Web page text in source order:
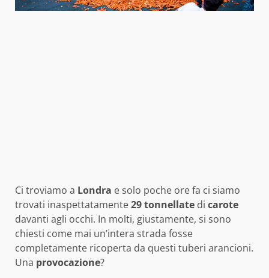
Ci troviamo a Londra e solo poche ore fa ci siamo
trovati inaspettatamente29tonnellate di carote
davanti agli occhi. In molti, giustamente, si sono
chiesti come mai un’intera strada fosse
completamente ricoperta da questi tuberi arancioni.
Una provocazione?